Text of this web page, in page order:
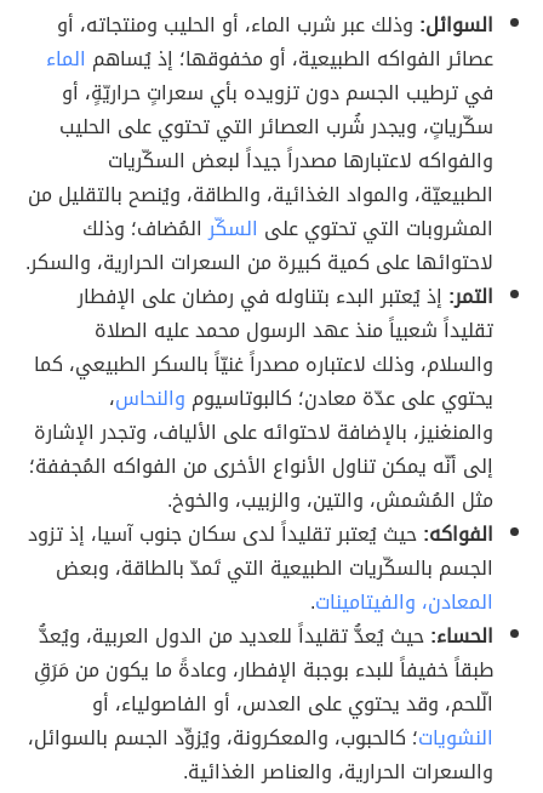
السوائل: وذلك عبر شرب الماء، أو الحليب ومنتجاته، أو
عصائر الفواكه الطبيعية، أو مخفوقها؛ إذ يُساهم الماء
في ترطيب الجسم دون تزويده بأي سعراتٍ حراريّةٍ، أو
سكّرياتٍ، ويجدر شُرب العصائر التي تحتوي على الحليب
والفواكه لاعتبارها مصدراً جيداً لبعض السكّريات
الطبيعيّة، والمواد الغذائية، والطاقة، ويُنصح بالتقليل من
المشروبات التي تحتوي على السكّرالمُضاف؛ وذلك
لاحتوائها على كمية كبيرة من السعرات الحرارية، والسكر.
التمر: إذ يُعتبر البدء بتناوله في رمضان على الإفطار
تقليداً شعبياً منذ عهد الرسول محمد عليه الصلاة
والسلام، وذلك لاعتباره مصدراً غنيّاً بالسكر الطبيعي، كما
يحتوي على عدّة معادن؛ كالبوتاسيوم والنحاس،
والمنغنيز، بالإضافة لاحتوائه على الألياف، وتجدر الإشارة
إلى أنّه يمكن تناول الأنواع الأخرى من الفواكه المُجففة؛
مثل المُشمش، والتين، والزبيب، والخوخ.
الفواكه:حيث يُعتبر تقليداً لدى سكان جنوب آسيا، إذ تزود
الجسم بالسكّريات الطبيعية التي تَمدّ بالطاقة، وبعض
المعادن، والفيتامينات.
الحساء:حيث يُعدُّ تقليداً للعديد من الدول العربية، ويُعدُّ
طبقاً خفيفاً للبدء بوجبة الإفطار، وعادةً ما يكون من مَرَقِ
الّلحم، وقد يحتوي على العدس، أو الفاصولياء، أو
النشويات؛ كالحبوب، والمعكرونة، ويُزوِّد الجسم بالسوائل،
والسعرات الحرارية، والعناصر الغذائية.